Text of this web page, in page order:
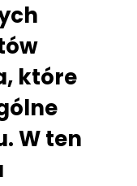
które
W ten